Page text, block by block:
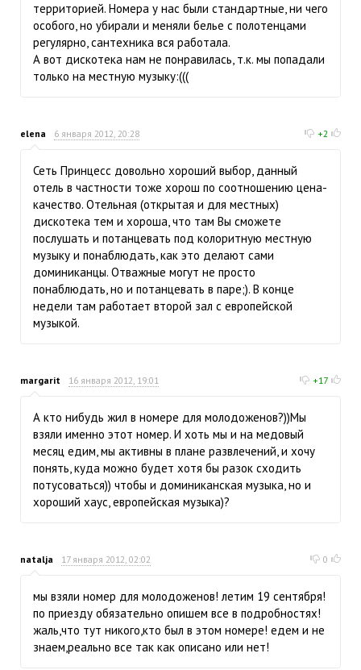
территорией. Номера у нас были стандартные, ни чего
особого, но убирали и меняли белье с полотенцами
регулярно, сантехника вся работала.
А вот дискотека нам не понравилась, т.к. мы попадали
только на местную музыку:(((
elena 6 января 2012, 20:28 +2
Сеть Принцесс довольно хороший выбор, данный
отель в частности тоже хорош по соотношению цена-
качество. Отельная (открытая и для местных)
дискотека тем и хороша, что там Вы сможете
послушать и потанцевать под колоритную местную
музыку и понаблюдать, как это делают сами
доминиканцы. Отважные могут не просто
понаблюдать, но и потанцевать в паре;). В конце
недели там работает второй зал с европейской
музыкой.
margarit 16 января 2012, 19:01 +17
А кто нибудь жил в номере для молодоженов?))Мы
взяли именно этот номер. И хоть мы и на медовый
месяц едим, мы активны в плане развлечений, и хочу
понять, куда можно будет хотя бы разок сходить
потусоваться)) чтобы и доминиканская музыка, но и
хороший хаус, европейская музыка)?
natalja 17 января 2012, 02:02 0
мы взяли номер для молодоженов! летим 19 сентября!
по приезду обязательно опишем все в подробностях!
жаль,что тут никого,кто был в этом номере! едем и не
знаем,реально все так как описано или нет!